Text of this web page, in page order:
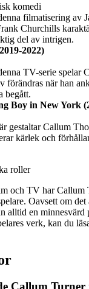
komedi
filmatisering av
Churchills
del av intrigen.
2022)
TV-serie spelar
förändras när han
begått.
Boy in New York
gestaltar Callum
kärlek och
och TV har Callum
Oavsett om
alltid en minnesvärd
verk, kan du